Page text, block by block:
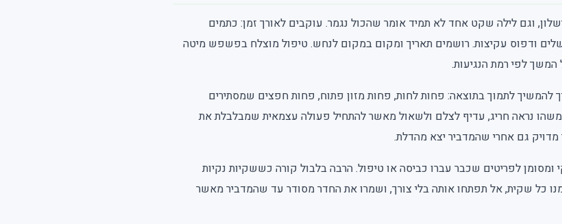
וגם לילה שקט אחד לא תמיד אומר שהכול נגמר. עוקבים לאורך זמן: כתמים
ודפוס עקיצות. רושמים תאריך ומקום במקום לנחש. טיפול מוצלח בפשפש מיטה
המשך לפי רמת הנגיעות.
להמשיך לתמוך בתוצאה: פחות לחות, פחות מזון פתוח, פחות חפצים שמסתירים
משהו נראה חריג, עדיף לצלם ולשאול מאשר להתחיל פעולה עצמאית שמבלבלת את
גם אחרי שהמדביר יצא מהדלת.
לפריטים שכבר עברו כביסה או טיפול. הרבה בלבול קורה כששקיות נקיות
כל שקית, אל תפתחו אותה בלי צורך, ושמרו את החדר מסודר עד שהמדביר מאשר